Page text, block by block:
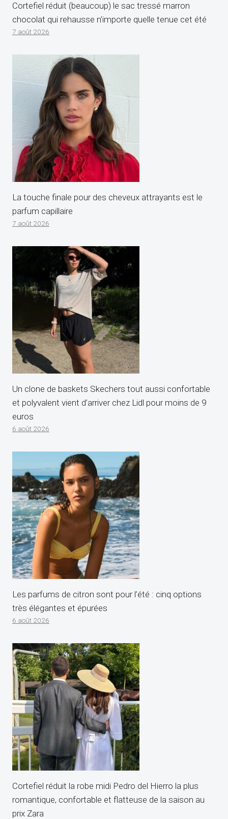
Cortefiel réduit (beaucoup) le sac tressé marron
chocolat qui rehausse n’importe quelle tenue cet été
7 août 2026
La touche finale pour des cheveux attrayants est le
parfum capillaire
7 août 2026
Un clone de baskets Skechers tout aussi confortable
et polyvalent vient d’arriver chez Lidl pour moins de 9
euros
6 août 2026
Les parfums de citron sont pour l’été : cinq options
très élégantes et épurées
6 août 2026
Cortefiel réduit la robe midi Pedro del Hierro la plus
romantique, confortable et flatteuse de la saison au
prix Zara